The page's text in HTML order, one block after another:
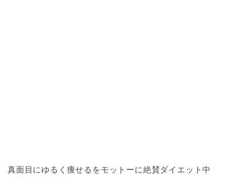
真面目にゆるく痩せるをモットーに絶賛ダイエット中